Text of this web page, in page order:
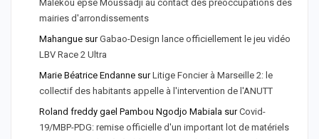
Malékou epse Moussadji au contact des préoccupations des
mairies d'arrondissements
Mahangue surGabao-Design lance officiellement le jeu vidéo
LBV Race 2 Ultra
Marie Béatrice Endanne surLitige Foncier à Marseille 2: le
collectif des habitants appelle à l'intervention de l'ANUTT
Roland freddy gael Pambou Ngodjo Mabiala surCovid-
19/MBP-PDG: remise officielle d'un important lot de matériels